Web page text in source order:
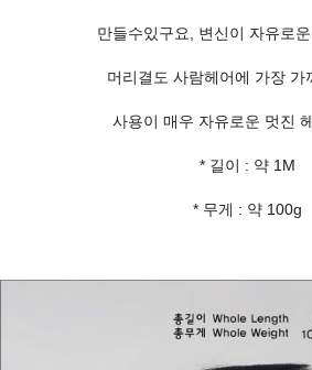
만들수있구요, 변신이 자유로
머리결도 사람헤어에 가장 가
사용이 매우 자유로운 멋진
* 길이 : 약 1M
* 무게 : 약 100g